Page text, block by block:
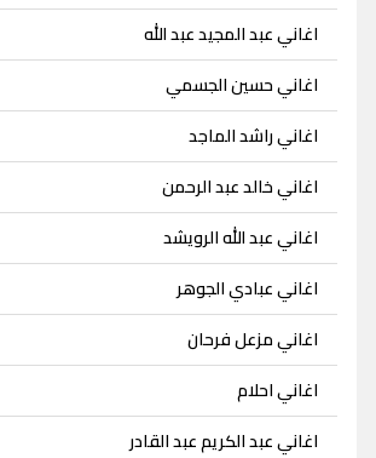
اغاني عبد المجيد عبد الله
اغاني حسين الجسمي
اغاني راشد الماجد
اغاني خالد عبد الرحمن
اغاني عبد الله الرويشد
اغاني عبادي الجوهر
اغاني مزعل فرحان
اغاني احلام
اغاني عبد الكريم عبد القادر